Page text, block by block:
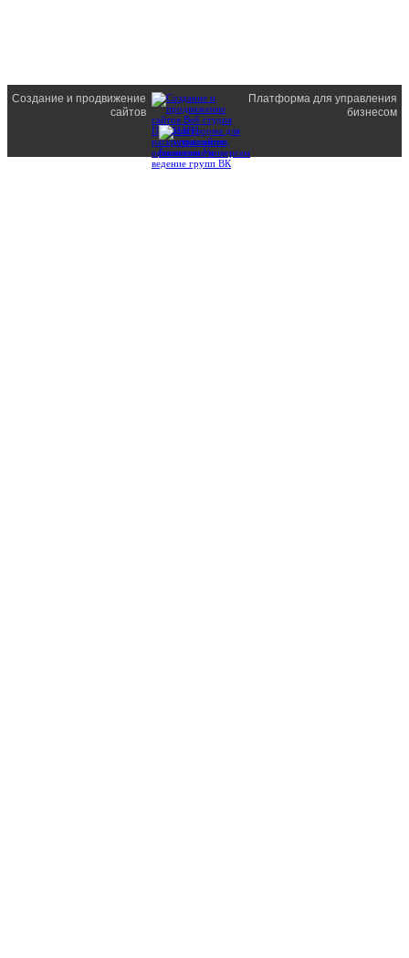
Создание и продвижение
сайтов
Платформа для управления
бизнесом